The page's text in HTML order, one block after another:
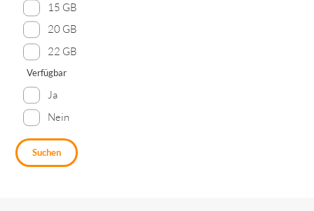
15 GB
20 GB
22 GB
Verfügbar
Ja
Nein
Suchen